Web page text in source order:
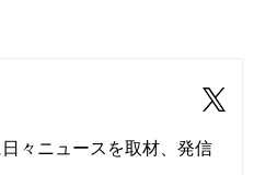
々ニュースを取材、発信